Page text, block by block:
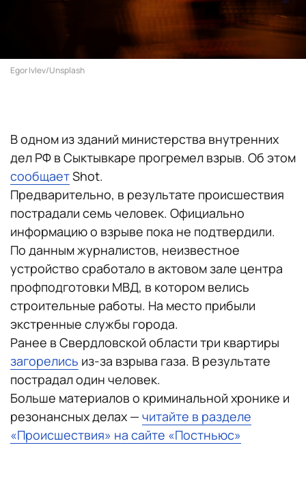
Egor Ivlev/Unsplash
В одном из зданий министерства внутренних
дел РФ в Сыктывкаре прогремел взрыв. Об этом
сообщаетShot.
Предварительно, в результате происшествия
пострадали семь человек. Официально
информацию о взрыве пока не подтвердили.
По данным журналистов, неизвестное
устройство сработало в актовом зале центра
профподготовки МВД, в котором велись
строительные работы. На место прибыли
экстренные службы города.
Ранее в Свердловской области три квартиры
загорелись из-за взрыва газа. В результате
пострадал один человек.
Больше материалов о криминальной хронике и
резонансных делах — читайте в разделе
«Происшествия» на сайте «Постньюс»